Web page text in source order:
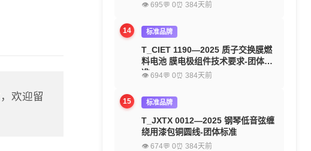
，欢迎留
👁 695💬 0⏰ 384天前
14 标准品牌
T_CIET 1190—2025 质子交换膜燃
料电池 膜电极组件技术要求-团体标
准
👁 694💬 0⏰ 384天前
15 标准品牌
T_JXTX 0012—2025 钢琴低音弦缠
绕用漆包铜圆线-团体标准
👁 674💬 0⏰ 384天前